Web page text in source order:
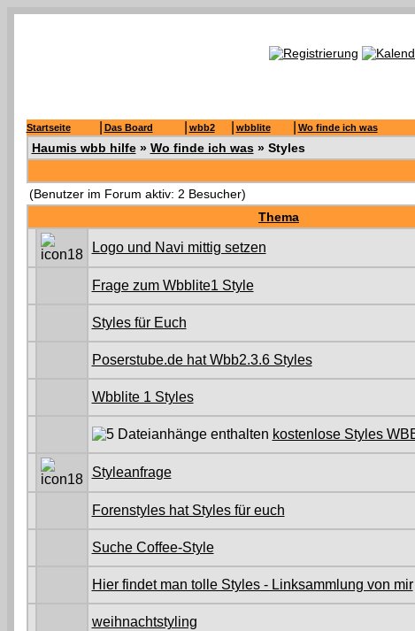
Startseite Das Board wbb2 wbblite Wo finde ich was
Haumis wbb hilfe» Wo finde ich was» Styles
(Benutzer im Forum aktiv: 2 Besucher)
Thema
Logo und Navi mittig setzen
Frage zum Wbblite1 Style
Styles für Euch
Poserstube.de hat Wbb2.3.6 Styles
Wbblite 1 Styles
kostenlose Styles
Styleanfrage
Forenstyles hat Styles für euch
Suche Coffee-Style
Hier findet man tolle Styles - Linksammlung von mir
weihnachtstyling